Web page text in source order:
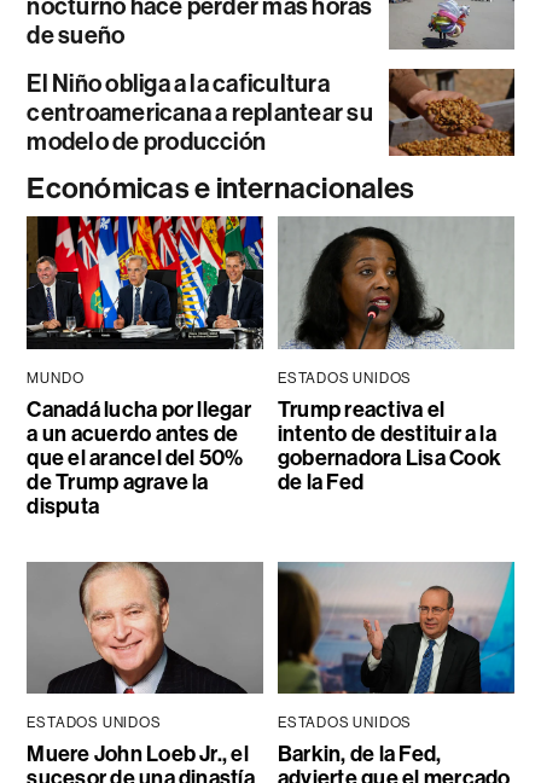
de sueño
El Niño obliga a la caficultura
centroamericana a replantear su
modelo de producción
Económicas e internacionales
MUNDO
Canadá lucha por llegar
a un acuerdo antes de
que el arancel del 50%
de Trump agrave la
disputa
ESTADOS UNIDOS
Trump reactiva el
intento de destituir a la
gobernadora Lisa Cook
de la Fed
ESTADOS UNIDOS
Muere John Loeb Jr., el
ESTADOS UNIDOS
Barkin, de la Fed,